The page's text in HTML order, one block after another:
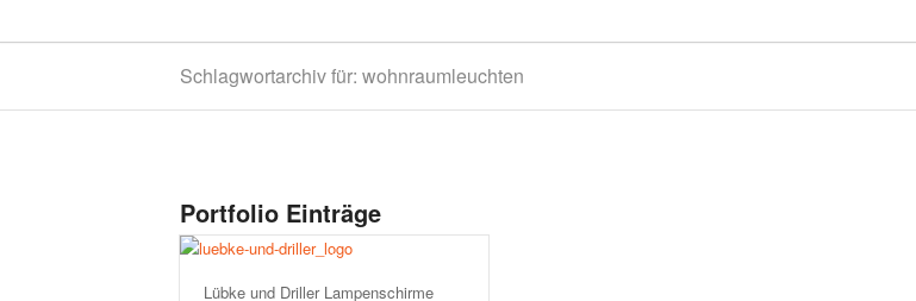
Schlagwortarchiv für: wohnraumleuchten
Portfolio Einträge
Lübke und Driller Lampenschirme